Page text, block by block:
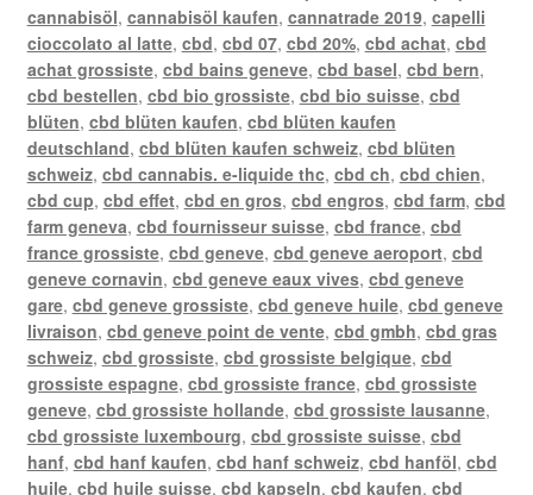
cannabisöl, cannabisöl kaufen, cannatrade 2019, capelli
cioccolato al latte, cbd, cbd 07, cbd 20%, cbd achat, cbd
achat grossiste, cbd bains geneve, cbd basel, cbd bern,
cbd bestellen, cbd bio grossiste, cbd bio suisse, cbd
blüten, cbd blüten kaufen, cbd blüten kaufen
deutschland, cbd blüten kaufen schweiz, cbd blüten
schweiz, cbd cannabis. e-liquide thc, cbd ch, cbd chien,
cbd cup, cbd effet, cbd en gros, cbd engros, cbd farm, cbd
farm geneva, cbd fournisseur suisse, cbd france, cbd
france grossiste, cbd geneve, cbd geneve aeroport, cbd
geneve cornavin, cbd geneve eaux vives, cbd geneve
gare, cbd geneve grossiste, cbd geneve huile, cbd geneve
livraison, cbd geneve point de vente, cbd gmbh, cbd gras
schweiz, cbd grossiste, cbd grossiste belgique, cbd
grossiste espagne, cbd grossiste france, cbd grossiste
geneve, cbd grossiste hollande, cbd grossiste lausanne,
cbd grossiste luxembourg, cbd grossiste suisse, cbd
hanf, cbd hanf kaufen, cbd hanf schweiz, cbd hanföl, cbd
huile, cbd huile suisse, cbd kapseln, cbd kaufen, cbd